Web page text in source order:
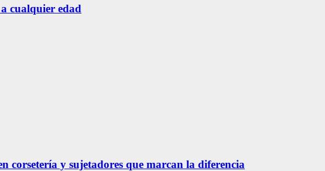
cualquier edad
corsetería y sujetadores que marcan la diferencia